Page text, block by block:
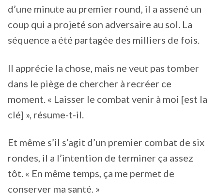
d’une minute au premier round, il a assené un
coup qui a projeté son adversaire au sol. La
séquence a été partagée des milliers de fois.
Il apprécie la chose, mais ne veut pas tomber
dans le piège de chercher à recréer ce
moment. « Laisser le combat venir à moi [est la
clé] », résume-t-il.
Et même s’il s’agit d’un premier combat de six
rondes, il a l’intention de terminer ça assez
tôt. « En même temps, ça me permet de
conserver ma santé. »